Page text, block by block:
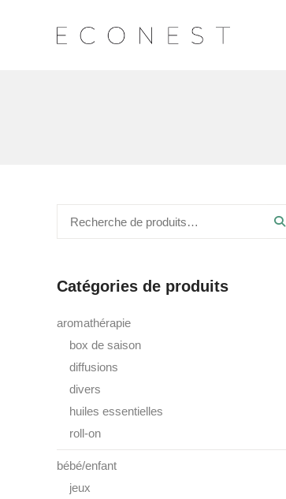
Catégories de produits
aromathérapie
box de saison
diffusions
divers
huiles essentielles
roll-on
bébé/enfant
jeux